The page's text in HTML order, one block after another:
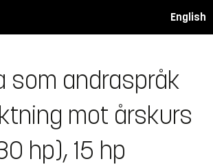
English
som andraspråk
mot årskurs
hp), 15 hp